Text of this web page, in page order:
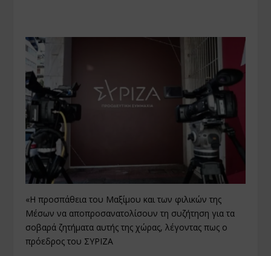
«Η προσπάθεια του Μαξίμου και των φιλικών της
Μέσων να αποπροσανατολίσουν τη συζήτηση για τα
σοβαρά ζητήματα αυτής της χώρας, λέγοντας πως ο
πρόεδρος του ΣΥΡΙΖΑ